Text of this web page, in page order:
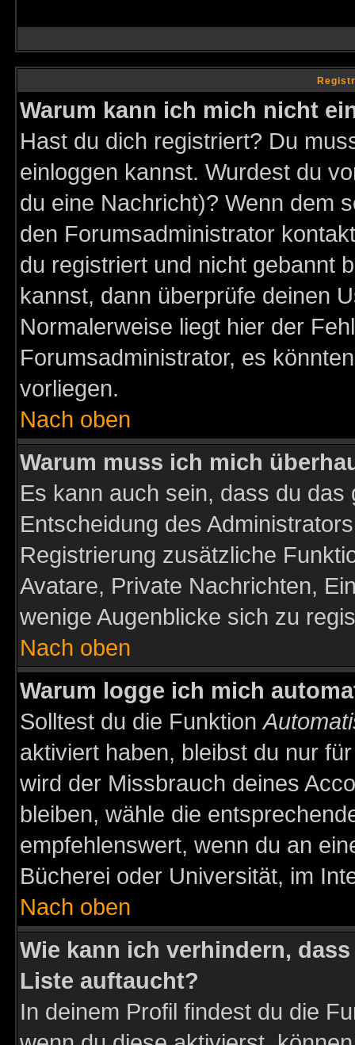
Warum kann ich mich nicht
Hast du dich registriert? Du
einloggen kannst. Wurdest du
du eine Nachricht)? Wenn dem
den Forumsadministrator
du registriert und nicht gebannt
kannst, dann überprüfe deinen
Normalerweise liegt hier der
Forumsadministrator, es
vorliegen.
Nach oben
Warum muss ich mich
Es kann auch sein, dass du
Entscheidung des
Registrierung zusätzliche
Avatare, Private Nachrichten,
wenige Augenblicke sich zu
Nach oben
Warum logge ich mich
Solltest du die Funktion
aktiviert haben, bleibst du nur
wird der Missbrauch deines
bleiben, wähle die
empfehlenswert, wenn du an
Bücherei oder Universität, im
Nach oben
Wie kann ich verhindern,
Liste auftaucht?
In deinem Profil findest du die